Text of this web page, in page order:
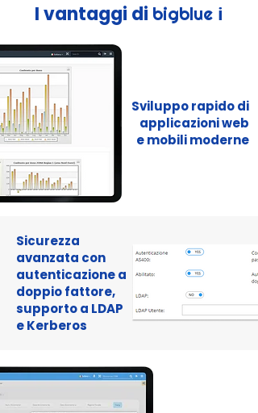
I vantaggi di bigblue i
Sviluppo rapido di
applicazioni web
e mobili moderne
Sicurezza
avanzata con
autenticazione a
doppio fattore,
supporto a LDAP
e Kerberos